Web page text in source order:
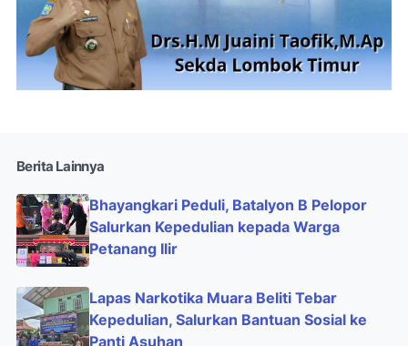
Berita Lainnya
Bhayangkari Peduli, Batalyon B Pelopor
Salurkan Kepedulian kepada Warga
Petanang Ilir
Lapas Narkotika Muara Beliti Tebar
Kepedulian, Salurkan Bantuan Sosial ke
Panti Asuhan